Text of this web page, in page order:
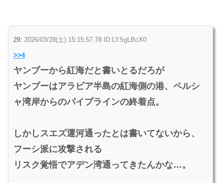
29: 2026/03/28(土) 15:15:57.78 ID:LYSgLBcX0
>>4
ヤンブーから紅海だと書いとるだろが
ヤンブーはアラビア半島の紅海側の港、ペルシ
ャ湾岸からのパイプラインの終着点。
しかしスエズ運河通ったとは書いてないから、
フーシ派に攻撃される
リスク覚悟でアデン湾通ってきたんかな…。